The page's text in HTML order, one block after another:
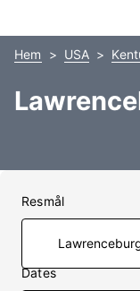
Hem USA
Resmål
Dates